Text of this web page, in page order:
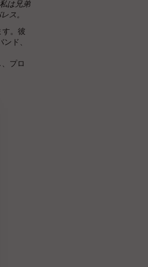
は兄弟
ス。
。彼
ド、
プロ